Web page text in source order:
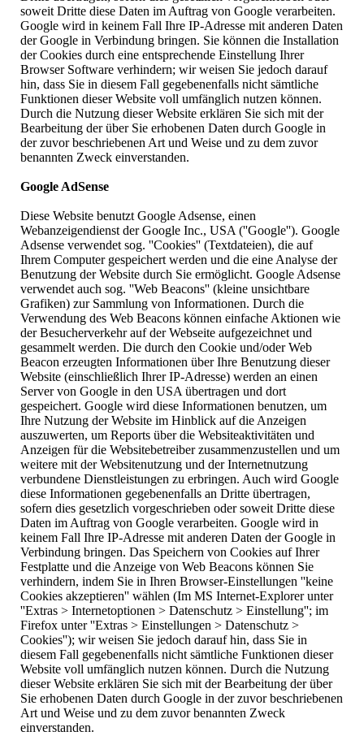
soweit Dritte diese Daten im Auftrag von Google verarbeiten.
Google wird in keinem Fall Ihre IP-Adresse mit anderen Daten
der Google in Verbindung bringen. Sie können die Installation
der Cookies durch eine entsprechende Einstellung Ihrer
Browser Software verhindern; wir weisen Sie jedoch darauf
hin, dass Sie in diesem Fall gegebenenfalls nicht sämtliche
Funktionen dieser Website voll umfänglich nutzen können.
Durch die Nutzung dieser Website erklären Sie sich mit der
Bearbeitung der über Sie erhobenen Daten durch Google in
der zuvor beschriebenen Art und Weise und zu dem zuvor
benannten Zweck einverstanden.
Google AdSense
Diese Website benutzt Google Adsense, einen
Webanzeigendienst der Google Inc., USA (''Google''). Google
Adsense verwendet sog. ''Cookies'' (Textdateien), die auf
Ihrem Computer gespeichert werden und die eine Analyse der
Benutzung der Website durch Sie ermöglicht. Google Adsense
verwendet auch sog. ''Web Beacons'' (kleine unsichtbare
Grafiken) zur Sammlung von Informationen. Durch die
Verwendung des Web Beacons können einfache Aktionen wie
der Besucherverkehr auf der Webseite aufgezeichnet und
gesammelt werden. Die durch den Cookie und/oder Web
Beacon erzeugten Informationen über Ihre Benutzung dieser
Website (einschließlich Ihrer IP-Adresse) werden an einen
Server von Google in den USA übertragen und dort
gespeichert. Google wird diese Informationen benutzen, um
Ihre Nutzung der Website im Hinblick auf die Anzeigen
auszuwerten, um Reports über die Websiteaktivitäten und
Anzeigen für die Websitebetreiber zusammenzustellen und um
weitere mit der Websitenutzung und der Internetnutzung
verbundene Dienstleistungen zu erbringen. Auch wird Google
diese Informationen gegebenenfalls an Dritte übertragen,
sofern dies gesetzlich vorgeschrieben oder soweit Dritte diese
Daten im Auftrag von Google verarbeiten. Google wird in
keinem Fall Ihre IP-Adresse mit anderen Daten der Google in
Verbindung bringen. Das Speichern von Cookies auf Ihrer
Festplatte und die Anzeige von Web Beacons können Sie
verhindern, indem Sie in Ihren Browser-Einstellungen ''keine
Cookies akzeptieren'' wählen (Im MS Internet-Explorer unter
''Extras > Internetoptionen > Datenschutz > Einstellung''; im
Firefox unter ''Extras > Einstellungen > Datenschutz >
Cookies''); wir weisen Sie jedoch darauf hin, dass Sie in
diesem Fall gegebenenfalls nicht sämtliche Funktionen dieser
Website voll umfänglich nutzen können. Durch die Nutzung
dieser Website erklären Sie sich mit der Bearbeitung der über
Sie erhobenen Daten durch Google in der zuvor beschriebenen
Art und Weise und zu dem zuvor benannten Zweck
einverstanden.